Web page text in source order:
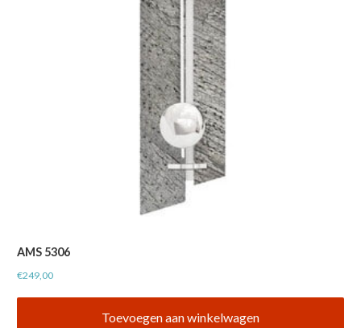
AMS 5306
€249,00
Toevoegen aan winkelwagen